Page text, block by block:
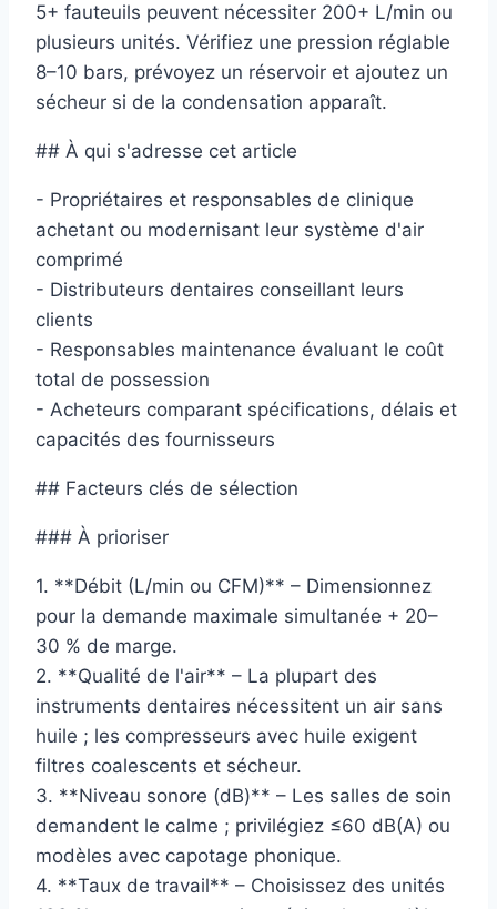
5+ fauteuils peuvent nécessiter 200+ L/min ou
plusieurs unités. Vérifiez une pression réglable
8–10 bars, prévoyez un réservoir et ajoutez un
sécheur si de la condensation apparaît.
## À qui s'adresse cet article
- Propriétaires et responsables de clinique
achetant ou modernisant leur système d'air
comprimé
- Distributeurs dentaires conseillant leurs
clients
- Responsables maintenance évaluant le coût
total de possession
- Acheteurs comparant spécifications, délais et
capacités des fournisseurs
## Facteurs clés de sélection
### À prioriser
1. **Débit (L/min ou CFM)** – Dimensionnez
pour la demande maximale simultanée + 20–
30 % de marge.
2. **Qualité de l'air** – La plupart des
instruments dentaires nécessitent un air sans
huile ; les compresseurs avec huile exigent
filtres coalescents et sécheur.
3. **Niveau sonore (dB)** – Les salles de soin
demandent le calme ; privilégiez ≤60 dB(A) ou
modèles avec capotage phonique.
4. **Taux de travail** – Choisissez des unités